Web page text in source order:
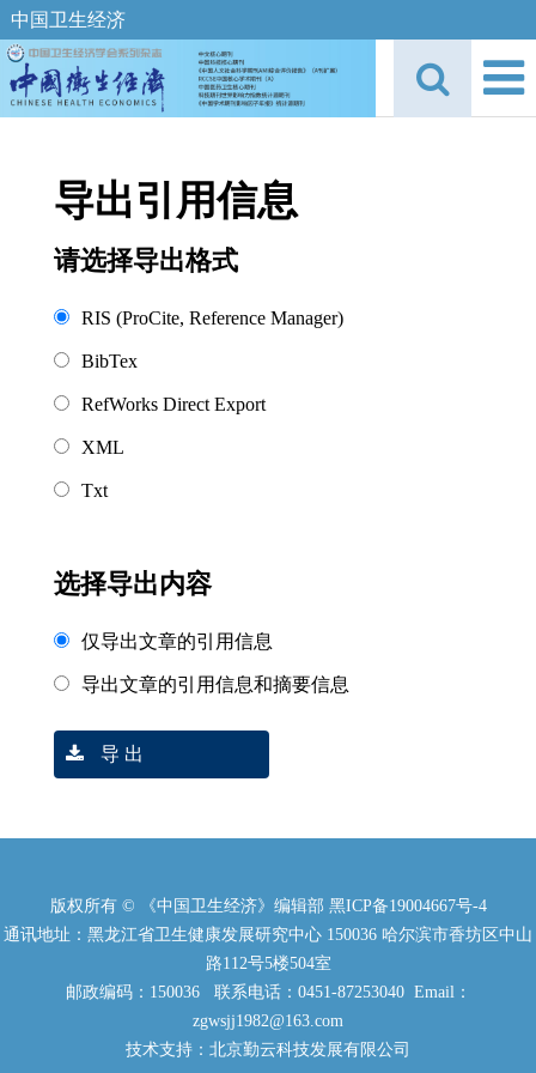
中国卫生经济
导出引用信息
请选择导出格式
RIS (ProCite, Reference Manager)
BibTex
RefWorks Direct Export
XML
Txt
选择导出内容
仅导出文章的引用信息
导出文章的引用信息和摘要信息
导 出
版权所有 © 《中国卫生经济》编辑部 黑ICP备19004667号-4
通讯地址：黑龙江省卫生健康发展研究中心 150036 哈尔滨市香坊区中山
路112号5楼504室
邮政编码：150036 联系电话：0451-87253040 Email：
zgwsjj1982@163.com
技术支持：北京勤云科技发展有限公司